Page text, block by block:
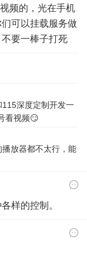
频的，光在手机
可以挂载服务做
要一棒子打死
深度定制开发一
看视频😏
放器都不太行，能
样的控制。